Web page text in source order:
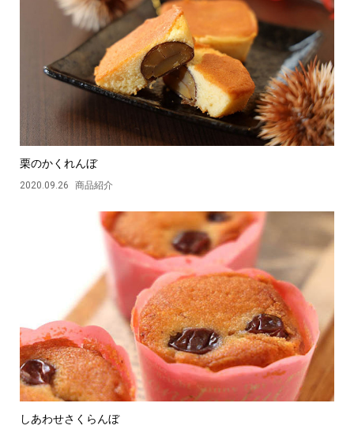
栗のかくれんぼ
2020.09.26 商品紹介
しあわせさくらんぼ